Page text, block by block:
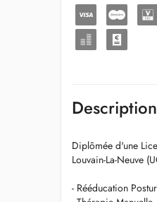
Description
Diplômée d'une
Louvain-La-Neuve
- Rééducation